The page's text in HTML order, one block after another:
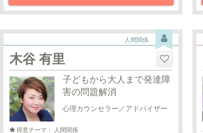
人間関係
木谷 有里
子どもから大人まで発達障
害の問題解消
心理カウンセラー／アドバイザー
得意テーマ： 人間関係